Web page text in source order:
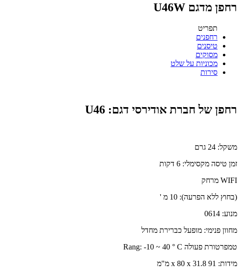
רחפן מדגם U46W
תפריט
רחפנים
טיסנים
מסוקים
מכוניות על שלט
סירות
רחפן של חברת אודירסי דגם: U46
משקל: 24 גרם
זמן טיסה מקסימלי: 6 דקות
WIFI מרחק
(בחוץ ללא הפרעה): 10 מ '
מנוע: 0614
מחוון פנימי: מופעל כברירת מחדל
טמפרטורת פעולה Rang: -10 ~ 40 ° C
מידות: 91 x 80 x 31.8 מ"מ